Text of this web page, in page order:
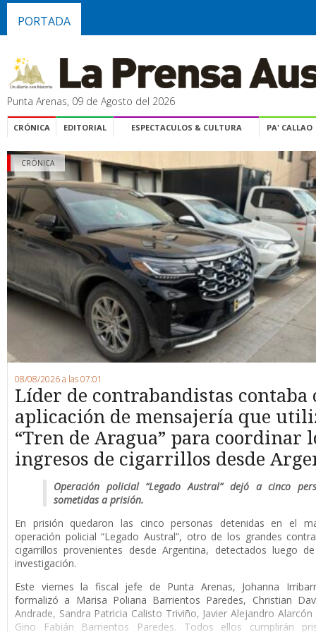
PORTADA
Punta Arenas, 09 de Agosto del 2026
CRÓNICA EDITORIAL ESPECTACULOS & CULTURA PA' CALLAO
CRÓNICA
08/08/2026 a las 07:01
Líder de contrabandistas contaba
aplicación de mensajería que
“Tren de Aragua” para coordinar
ingresos de cigarrillos desde
Operación policial “Legado Austral” dejó a cinco
sometidas a prisión.
En prisión quedaron las cinco personas detenidas en el
operación policial “Legado Austral”, otro de los grandes
cigarrillos provenientes desde Argentina, detectados luego
investigación.
Este viernes la fiscal jefe de Punta Arenas, Johanna
formalizó a Marisa Poliana Barrientos Paredes, Christian
Andrade, Sandra Patricia Calisto Triviño, Javier Alejandro Alarcón
Gino Fabián Barrientos Paredes. Todos ellos cumplirán